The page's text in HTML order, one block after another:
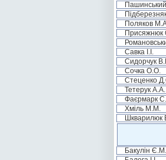
Поляков
Присяжнюк
Савка І.І.
Сидорчук
Сочка О.О.
Стеценко
Тетерук А.А.
Фаєрмарк
Хміль М.М.
Шкварилюк
Бакулін Є.М.